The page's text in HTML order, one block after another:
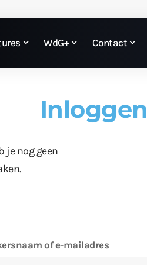
WdG+ Contact
Inloggen
je nog geen
of e-mailadres